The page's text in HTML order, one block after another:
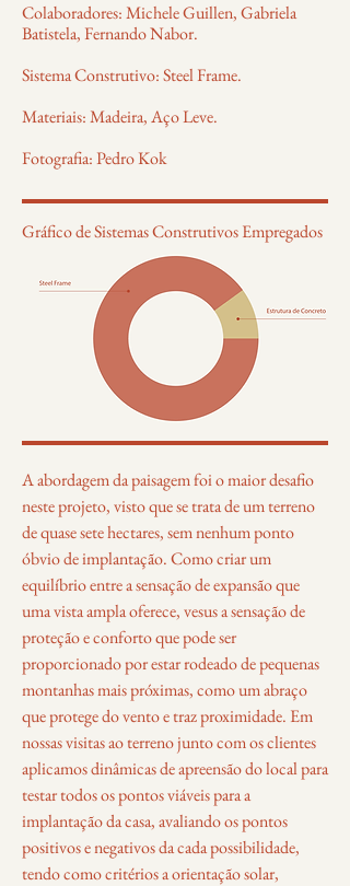
Colaboradores: Michele Guillen, Gabriela
Batistela, Fernando Nabor.
Sistema Construtivo: Steel Frame.
Materiais: Madeira, Aço Leve.
Fotografia: Pedro Kok
Gráfico de Sistemas Construtivos Empregados
A abordagem da paisagem foi o maior desafio
neste projeto, visto que se trata de um terreno
de quase sete hectares, sem nenhum ponto
óbvio de implantação. Como criar um
equilíbrio entre a sensação de expansão que
uma vista ampla oferece, vesus a sensação de
proteção e conforto que pode ser
proporcionado por estar rodeado de pequenas
montanhas mais próximas, como um abraço
que protege do vento e traz proximidade. Em
nossas visitas ao terreno junto com os clientes
aplicamos dinâmicas de apreensão do local para
testar todos os pontos viáveis para a
implantação da casa, avaliando os pontos
positivos e negativos da cada possibilidade,
tendo como critérios a orientação solar,